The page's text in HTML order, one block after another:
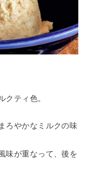
クティ色。
ろやかなミルクの味
味が重なって、後を